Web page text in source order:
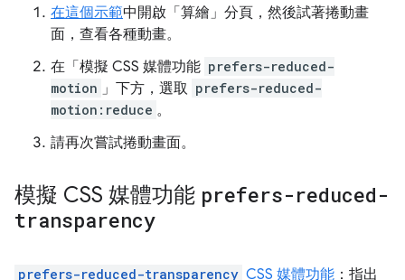
在這個示範中開啟「算繪」 分頁，然後試著捲動畫
面，查看各種動畫。
在「模擬 CSS 媒體功能 prefers-reduced-
motion 」 下方，選取 prefers-reduced-
motion:reduce 。
請再次嘗試捲動畫面。
模擬 CSS 媒體功能 prefers-reduced-
transparency
prefers-reduced-transparency CSS 媒體功能 ：指出